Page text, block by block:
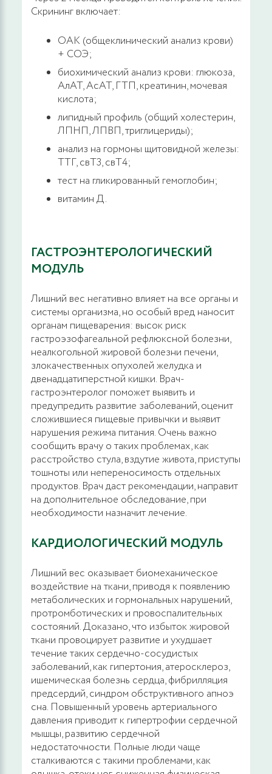
Скрининг включает:
ОАК (общеклинический анализ крови)
+ СОЭ;
биохимический анализ крови: глюкоза,
АлАТ, АсАТ, ГТП, креатинин, мочевая
кислота;
липидный профиль (общий холестерин,
ЛПНП, ЛПВП, триглицериды);
анализ на гормоны щитовидной железы:
ТТГ, свТ3, свТ4;
тест на гликированный гемоглобин;
витамин Д.
ГАСТРОЭНТЕРОЛОГИЧЕСКИЙ
МОДУЛЬ
Лишний вес негативно влияет на все органы и
системы организма, но особый вред наносит
органам пищеварения: высок риск
гастроэзофагеальной рефлюксной болезни,
неалкогольной жировой болезни печени,
злокачественных опухолей желудка и
двенадцатиперстной кишки. Врач-
гастроэнтеролог поможет выявить и
предупредить развитие заболеваний, оценит
сложившиеся пищевые привычки и выявит
нарушения режима питания. Очень важно
сообщить врачу о таких проблемах, как
расстройство стула, вздутие живота, приступы
тошноты или непереносимость отдельных
продуктов. Врач даст рекомендации, направит
на дополнительное обследование, при
необходимости назначит лечение.
КАРДИОЛОГИЧЕСКИЙ МОДУЛЬ
Лишний вес оказывает биомеханическое
воздействие на ткани, приводя к появлению
метаболических и гормональных нарушений,
протромботических и провоспалительных
состояний. Доказано, что избыток жировой
ткани провоцирует развитие и ухудшает
течение таких сердечно-сосудистых
заболеваний, как гипертония, атеросклероз,
ишемическая болезнь сердца, фибрилляция
предсердий, синдром обструктивного апноэ
сна. Повышенный уровень артериального
давления приводит к гипертрофии сердечной
мышцы, развитию сердечной
недостаточности. Полные люди чаще
сталкиваются с такими проблемами, как